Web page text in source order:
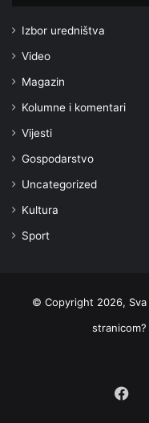
Izbor uredništva
Video
Magazin
Kolumne i komentari
Vijesti
Gospodarstvo
Uncategorized
Kultura
Sport
© Copyright 2026,
stranicom?